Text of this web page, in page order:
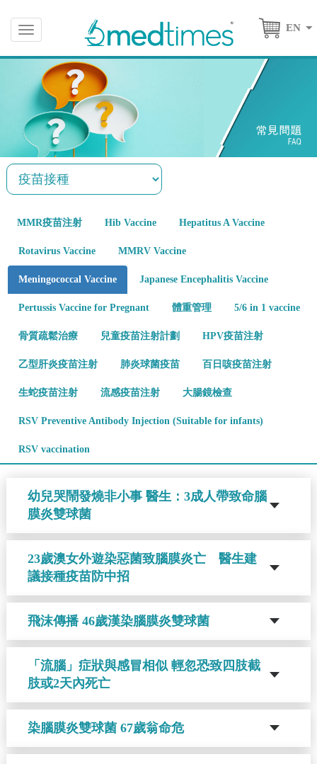
EN
Toggle
navigation
MMR疫苗注射 Hib Vaccine Hepatitus A Vaccine
Rotavirus Vaccine MMRV Vaccine
Meningococcal Vaccine Japanese Encephalitis Vaccine
Pertussis Vaccine for Pregnant 體重管理 5/6 in 1 vaccine
骨質疏鬆治療 兒童疫苗注射計劃 HPV疫苗注射
乙型肝炎疫苗注射 肺炎球菌疫苗 百日咳疫苗注射
生蛇疫苗注射 流感疫苗注射 大腸鏡檢查
RSV Preventive Antibody Injection (Suitable for infants)
RSV vaccination
幼兒哭鬧發燒非小事 醫生：3成人帶致命腦
膜炎雙球菌
23歲澳女外遊染惡菌致腦膜炎亡 醫生建
議接種疫苗防中招
飛沫傳播 46歲漢染腦膜炎雙球菌
「流腦」症狀與感冒相似 輕忽恐致四肢截
肢或2天內死亡
染腦膜炎雙球菌 67歲翁命危